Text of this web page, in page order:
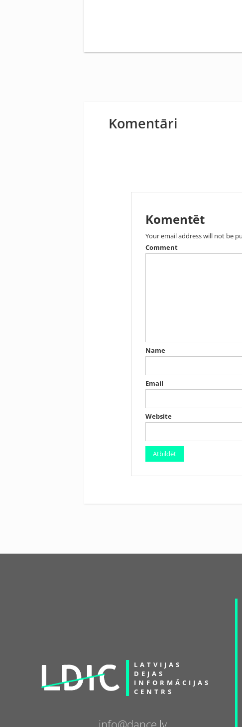
Komentāri
Komentēt
Your email address will not be
Comment
Name
Email
Website
LATVIJAS
DEJAS
INFORMĀCIJAS
CENTRS